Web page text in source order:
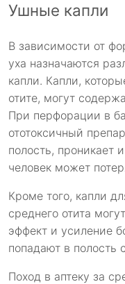
Ушные капли
В зависимости от
уха назначаются
капли. Капли,
отите, могут
При перфорации в
ототоксичный
полость, проникает
человек может
Кроме того, капли
среднего отита
эффект и усиление
попадают в полость
Поход в аптеку за